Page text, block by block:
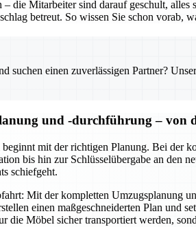
die Mitarbeiter sind darauf geschult,
betreut. So wissen Sie schon vorab,
suchen einen zuverlässigen Partner?
und -durchführung – von
mit der richtigen Planung. Bei der
bis hin zur Schlüsselübergabe an den
schiefgeht.
Mit der kompletten Umzugsplanung
einen maßgeschneiderten Plan und
die Möbel sicher transportiert werden,